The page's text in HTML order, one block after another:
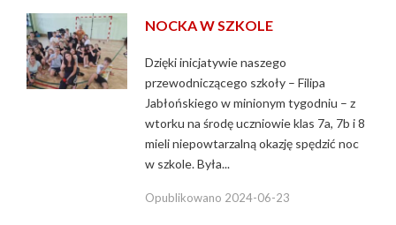
NOCKA W SZKOLE
Dzięki inicjatywie naszego
przewodniczącego szkoły – Filipa
Jabłońskiego w minionym tygodniu – z
wtorku na środę uczniowie klas 7a, 7b i 8
mieli niepowtarzalną okazję spędzić noc
w szkole. Była...
Opublikowano 2024-06-23